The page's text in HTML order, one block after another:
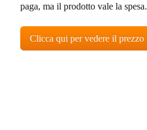
paga, ma il prodotto vale la spesa.
Clicca qui per vedere il prezzo